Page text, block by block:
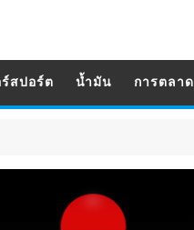
ร์สปอร์ต น้ำมัน การตลาด